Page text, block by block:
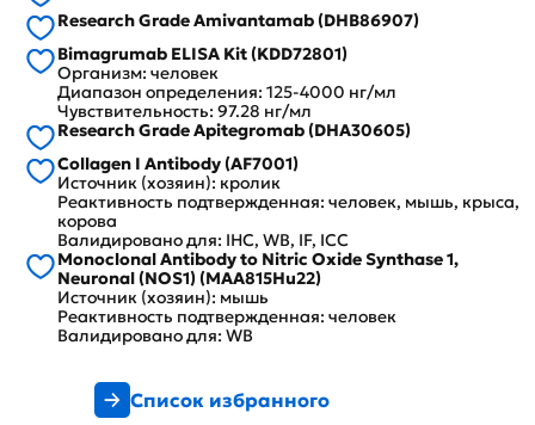
Research Grade Amivantamab (DHB86907)
Bimagrumab ELISA Kit (KDD72801)
Организм: человек
Диапазон определения: 125-4000 нг/мл
Чувствительность: 97.28 нг/мл
Research Grade Apitegromab (DHA30605)
Collagen I Antibody (AF7001)
Источник (хозяин): кролик
Реактивность подтвержденная: человек, мышь, крыса,
корова
Валидировано для: IHC, WB, IF, ICC
Monoclonal Antibody to Nitric Oxide Synthase 1,
Neuronal (NOS1) (MAA815Hu22)
Источник (хозяин): мышь
Реактивность подтвержденная: человек
Валидировано для: WB
Список избранного